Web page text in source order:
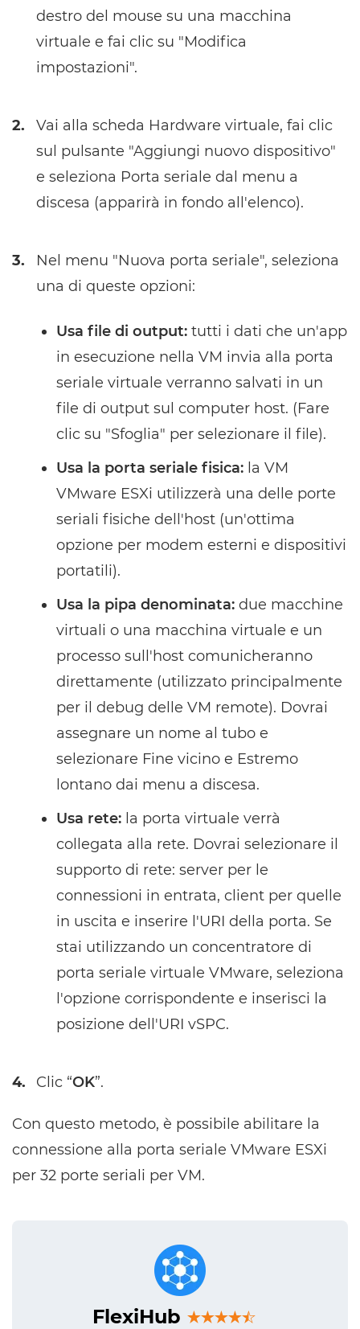
destro del mouse su una macchina
virtuale e fai clic su "Modifica
impostazioni".
2.
Vai alla scheda Hardware virtuale, fai clic
sul pulsante "Aggiungi nuovo dispositivo"
e seleziona Porta seriale dal menu a
discesa (apparirà in fondo all'elenco).
3.
Nel menu "Nuova porta seriale", seleziona
una di queste opzioni:
Usa file di output: tutti i dati che un'app
in esecuzione nella VM invia alla porta
seriale virtuale verranno salvati in un
file di output sul computer host. (Fare
clic su "Sfoglia" per selezionare il file).
Usa la porta seriale fisica: la VM
VMware ESXi utilizzerà una delle porte
seriali fisiche dell'host (un'ottima
opzione per modem esterni e dispositivi
portatili).
Usa la pipa denominata: due macchine
virtuali o una macchina virtuale e un
processo sull'host comunicheranno
direttamente (utilizzato principalmente
per il debug delle VM remote). Dovrai
assegnare un nome al tubo e
selezionare Fine vicino e Estremo
lontano dai menu a discesa.
Usa rete: la porta virtuale verrà
collegata alla rete. Dovrai selezionare il
supporto di rete: server per le
connessioni in entrata, client per quelle
in uscita e inserire l'URI della porta. Se
stai utilizzando un concentratore di
porta seriale virtuale VMware, seleziona
l'opzione corrispondente e inserisci la
posizione dell'URI vSPC.
4. Clic “OK”.
Con questo metodo, è possibile abilitare la
connessione alla porta seriale VMware ESXi
per 32 porte seriali per VM.
FlexiHub